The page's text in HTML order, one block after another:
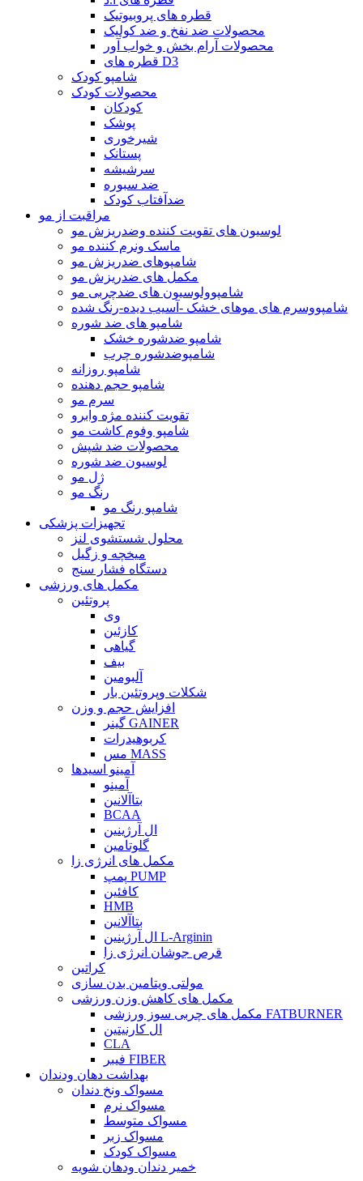
قطره های پروبیوتیک
محصولات ضد نفخ و ضد کولیک
محصولات آرام بخش و خواب آور
قطره های D3
شامپو کودک
محصولات کودک
کودکان
پوشک
شیرخوری
پستانک
سرشیشه
ضد سبوره
ضدآفتاب کودک
مراقبت از مو
لوسیون های تقویت کننده وضدریزش مو
ماسک ونرم کننده مو
شامپوهای ضدریزش مو
مکمل های ضدریزش مو
شامپوولوسیون های ضدچربی مو
شامپووسرم های موهای خشک -آسیب دیده-رنگ شده
شامپو های ضد شوره
شامپو ضدشوره خشک
شامپوضدشوره چرب
شامپو روزانه
شامپو حجم دهنده
سرم مو
تقویت کننده مژه وابرو
شامپو وفوم کاشت مو
محصولات ضد شپش
لوسیون ضد شوره
ژل مو
رنگ مو
شامپو رنگ مو
تجهیزات پزشکی
محلول شستشوی لنز
میخچه و زگیل
دستگاه فشار سنج
مکمل های ورزشی
پروتئین
وی
کازئین
گیاهی
بیف
آلبومین
شکلات وپروتئین بار
افزایش حجم و وزن
گینر GAINER
کربوهیدرات
مس MASS
آمینو اسیدها
آمینو
بتاآلانین
BCAA
ال آرژینین
گلوتامین
مکمل های انرژی زا
پمپ PUMP
کافئین
HMB
بتاآلانین
ال آرژینین L-Arginin
قرص جوشان انرژی زا
کراتین
مولتی ویتامین بدن سازی
مکمل های کاهش وزن ورزشی
مکمل های چربی سوز ورزشی FATBURNER
ال کارنیتین
CLA
فیبر FIBER
بهداشت دهان ودندان
مسواک ونخ دندان
مسواک نرم
مسواک متوسط
مسواک زبر
مسواک کودک
خمیر دندان ودهان شویه